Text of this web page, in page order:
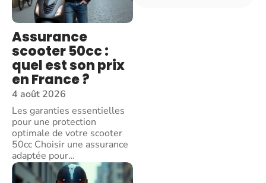
Assurance
scooter 50cc :
quel est son prix
en France ?
4 août 2026
Les garanties essentielles
pour une protection
optimale de votre scooter
50cc Choisir une assurance
adaptée pour…